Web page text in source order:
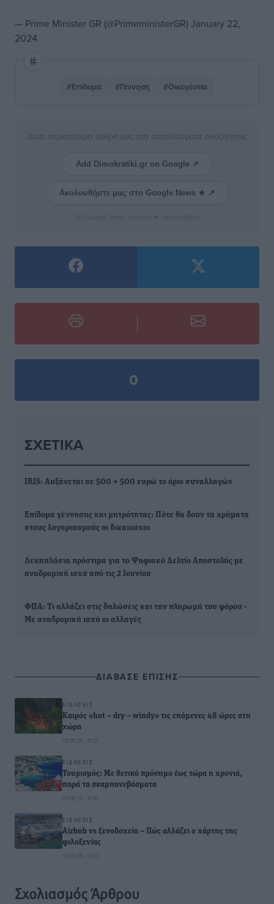
— Prime Minister GR (@PrimeministerGR) January 22,
2024
#Επίδομα #Γέννηση #Οικογένεια
Δείτε περισσότερα άρθρα μας στα αποτελέσματα αναζήτησης
Add Dimokratiki.gr on Google ↗
Ακολουθήστε μας στο Google News ★ ↗
0
ΣΧΕΤΙΚΆ
IRIS: Αυξάνεται σε 500 + 500 ευρώ το όριο συναλλαγών
Επίδομα γέννησης και μητρότητας: Πότε θα δουν τα χρήματα
στους λογαριασμούς οι δικαιούχοι
Δεκαπλάσια πρόστιμα για το Ψηφιακό Δελτίο Αποστολής με
αναδρομική ισχύ από τις 2 Ιουνίου
ΦΠΑ: Τι αλλάζει στις δηλώσεις και την πληρωμή του φόρου -
Με αναδρομική ισχύ οι αλλαγές
ΔΙΑΒΑΣΕ ΕΠΙΣΗΣ
ΕΙΔΉΣΕΙΣ
Καιρός «hot – dry – windy» τις επόμενες 48 ώρες στη
χώρα
08.08.26 · 19:21
ΕΙΔΉΣΕΙΣ
Τουρισμός: Με θετικό πρόσημο έως τώρα η χρονιά,
παρά τα σκαμπανεβάσματα
08.08.26 · 18:41
ΕΙΔΉΣΕΙΣ
Airbnb vs ξενοδοχεία – Πώς αλλάζει ο χάρτης της
φιλοξενίας
08.08.26 · 18:30
Σχολιασμός Άρθρου